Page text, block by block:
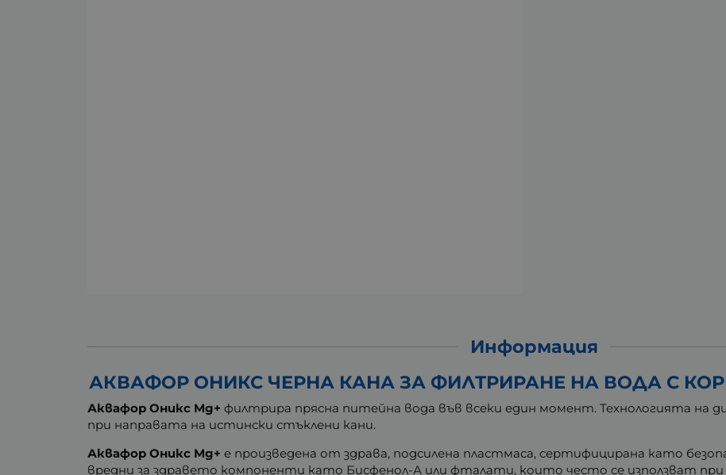
Информация
АКВАФОР ОНИКС ЧЕРНА КАНА ЗА ФИЛТРИРАНЕ НА ВОДА С
Аквафор Оникс Mg+ филтрира прясна питейна вода във всеки един момент. Технологията на
при направата на истински стъклени кани.
Аквафор Оникс Mg+ е произведена от здрава, подсилена пластмаса, сертифицирана като
вредни за здравето компоненти като Бисфенол-А или фталати, които често се използват при